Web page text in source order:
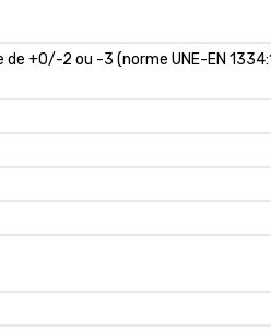
+0/-2 ou -3 (norme UNE-EN